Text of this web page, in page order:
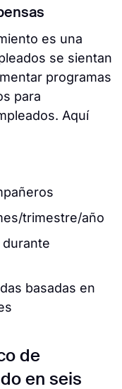
es una
se sientan
programas
para
Aquí
trimestre/año
basadas en
de
en seis